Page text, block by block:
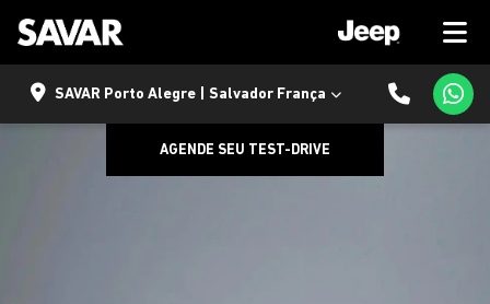
SAVAR Porto Alegre | Salvador França
AGENDE SEU TEST-DRIVE